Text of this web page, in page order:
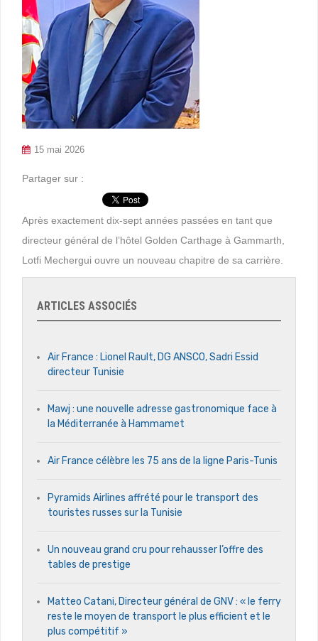
15 mai 2026
Partager sur :
Après exactement dix-sept années passées en tant que
directeur général de l’hôtel Golden Carthage à Gammarth,
Lotfi Mechergui ouvre un nouveau chapitre de sa carrière.
ARTICLES ASSOCIÉS
Air France : Lionel Rault, DG ANSCO, Sadri Essid
directeur Tunisie
Mawj : une nouvelle adresse gastronomique face à
la Méditerranée à Hammamet
Air France célèbre les 75 ans de la ligne Paris-Tunis
Pyramids Airlines affrété pour le transport des
touristes russes sur la Tunisie
Un nouveau grand cru pour rehausser l’offre des
tables de prestige
Matteo Catani, Directeur général de GNV : « le ferry
reste le moyen de transport le plus efficient et le
plus compétitif »